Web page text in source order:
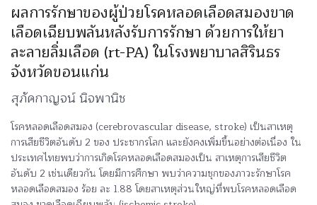
ผลการรักษาของผู้ป่วยโรคหลอดเลือดสมองขาด
เลือดเฉียบพลันหลังรับการรักษา ด้วยการให้ยา
ละลายลิ่มเลือด (rt-PA) ในโรงพยาบาลสิรินธร
จังหวัดขอนแก่น
สุภัคกาญจน์ นิจพานิช
โรคหลอดเลือดสมอง (cerebrovascular disease, stroke) เป็นสาเหตุ
การเสียชีวิตอันดับ 2 ของ ประชากรโลก และยังคงเพิ่มขึ้นอย่างต่อเนื่อง ใน
ประเทศไทยพบว่าการเกิดโรคหลอดเลือดสมองเป็น สาเหตุการเสียชีวิต
อันดับ 2 เช่นเดียวกัน โดยมีการศึกษา พบว่าความชุกของภาวะรักษาโรค
หลอดเลือดสมอง ร้อย ละ 1.88 โดยสาเหตุส่วนใหญ่ที่พบโรคหลอดเลือด